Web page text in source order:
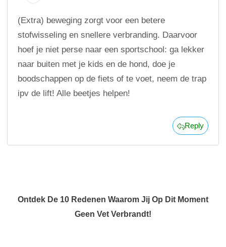
(Extra) beweging zorgt voor een betere
stofwisseling en snellere verbranding. Daarvoor
hoef je niet perse naar een sportschool: ga lekker
naar buiten met je kids en de hond, doe je
boodschappen op de fiets of te voet, neem de trap
ipv de lift! Alle beetjes helpen!
Reply
Ontdek De 10 Redenen Waarom Jij Op Dit Moment
Geen Vet Verbrandt!